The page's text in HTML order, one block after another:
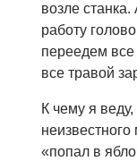
возле
работу
переедем все
все травой
К чему я
«попал в